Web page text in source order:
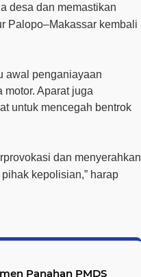
desa dan memastikan
Palopo–Makassar kembali
awal penganiayaan
Aparat juga
untuk mencegah bentrok
dan menyerahkan
kepolisian,” harap
Panahan PMDS